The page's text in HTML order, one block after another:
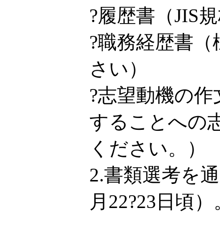
?履歴書（JIS
?職務経歴書
さい）
?志望動機の
することへの
ください。）
2.書類選考を
月22?23日頃）